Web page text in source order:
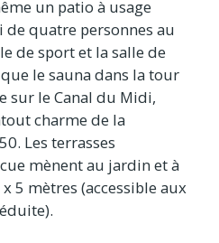
un patio à usage
de quatre personnes au
de sport et la salle de
le sauna dans la tour
sur le Canal du Midi,
charme de la
Les terrasses
mènent au jardin et à
5 mètres (accessible aux